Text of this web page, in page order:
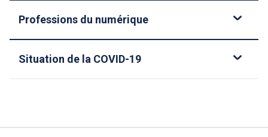
Professions du numérique
Situation de la COVID-19